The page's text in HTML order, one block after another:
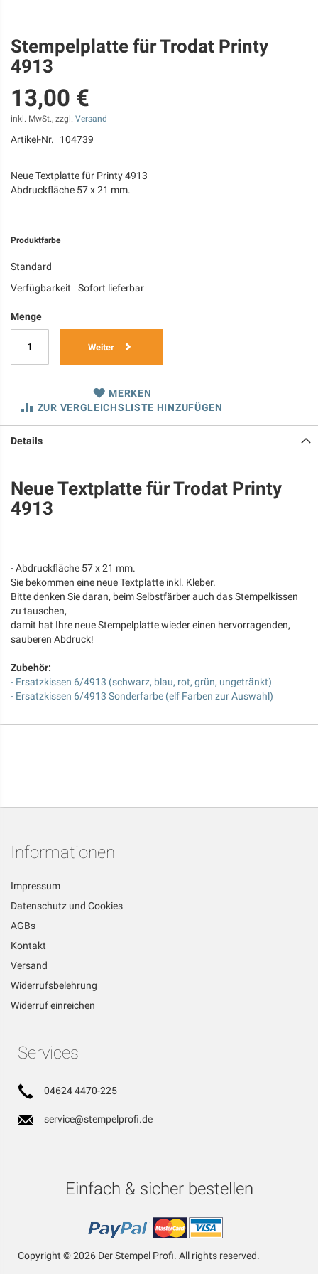
Zum
Anfang
der
springen
Stempelplatte für Trodat Printy
4913
13,00 €
inkl. MwSt., zzgl. Versand
Artikel-Nr. 104739
Neue Textplatte für Printy 4913
Abdruckfläche 57 x 21 mm.
Produktfarbe
Standard
Verfügbarkeit
Sofort lieferbar
Menge
Weiter
MERKEN
ZUR VERGLEICHSLISTE HINZUFÜGEN
Details
Neue Textplatte für Trodat Printy
4913
- Abdruckfläche 57 x 21 mm.
Sie bekommen eine neue Textplatte inkl. Kleber.
Bitte denken Sie daran, beim Selbstfärber auch das Stempelkissen
zu tauschen,
damit hat Ihre neue Stempelplatte wieder einen hervorragenden,
sauberen Abdruck!
Zubehör:
- Ersatzkissen 6/4913 (schwarz, blau, rot, grün, ungetränkt)
- Ersatzkissen 6/4913 Sonderfarbe (elf Farben zur Auswahl)
Informationen
Impressum
Datenschutz und Cookies
AGBs
Kontakt
Versand
Widerrufsbelehrung
Widerruf einreichen
Services
04624 4470-225
service@stempelprofi.de
Einfach & sicher bestellen
Copyright © 2026 Der Stempel Profi. All rights reserved.